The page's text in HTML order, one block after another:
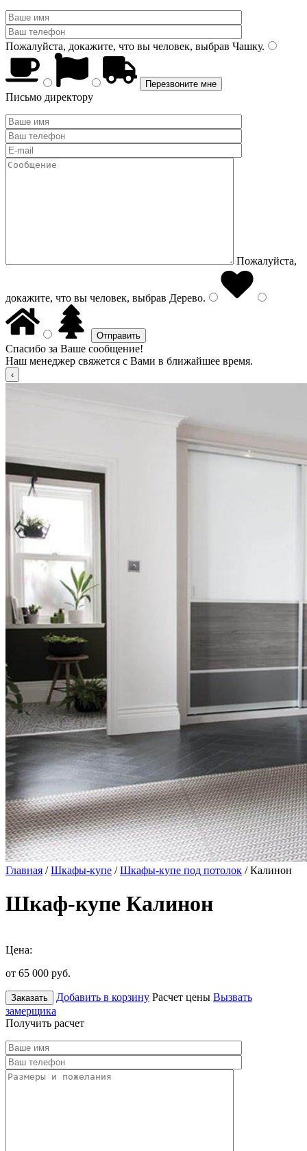
Пожалуйста, докажите, что вы человек, выбрав Чашку.
Письмо директору
Пожалуйста,
докажите, что вы человек, выбрав Дерево.
Спасибо за Ваше сообщение!
Наш менеджер свяжется с Вами в ближайшее время.
Главная /Шкафы-купе /Шкафы-купе под потолок / Калинон
Шкаф-купе Калинон
Цена:
от 65 000 руб.
Заказать Добавить в корзину Расчет цены Вызвать
замерщика
Получить расчет